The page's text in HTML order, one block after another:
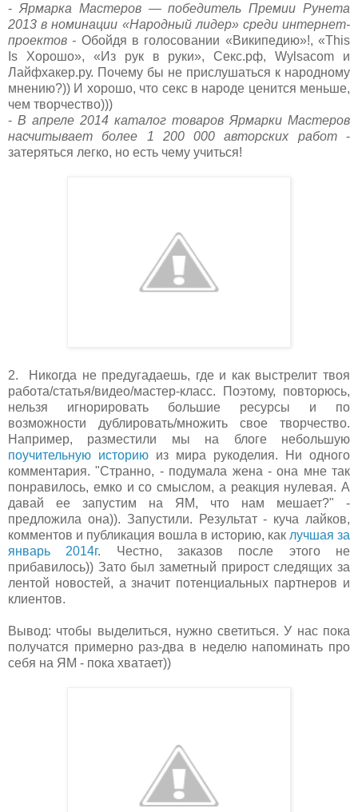
- Ярмарка Мастеров — победитель Премии Рунета
2013 в номинации «Народный лидер» среди интернет-
проектов - Обойдя в голосовании «Википедию»!, «This
Is Хорошо», «Из рук в руки», Секс.рф, Wylsacom и
Лайфхакер.ру. Почему бы не прислушаться к народному
мнению?)) И хорошо, что секс в народе ценится меньше,
чем творчество)))
- В апреле 2014 каталог товаров Ярмарки Мастеров
насчитывает более 1 200 000 авторских работ -
затеряться легко, но есть чему учиться!
2. Никогда не предугадаешь, где и как выстрелит твоя
работа/статья/видео/мастер-класс. Поэтому, повторюсь,
нельзя игнорировать большие ресурсы и по
возможности дублировать/множить свое творчество.
Например, разместили мы на блоге небольшую
поучительную историю из мира рукоделия. Ни одного
комментария. "Странно, - подумала жена - она мне так
понравилось, емко и со смыслом, а реакция нулевая. А
давай ее запустим на ЯМ, что нам мешает?" -
предложила она)). Запустили. Результат - куча лайков,
комментов и публикация вошла в историю, как лучшая за
январь 2014г. Честно, заказов после этого не
прибавилось)) Зато был заметный прирост следящих за
лентой новостей, а значит потенциальных партнеров и
клиентов.
Вывод: чтобы выделиться, нужно светиться. У нас пока
получатся примерно раз-два в неделю напоминать про
себя на ЯМ - пока хватает))